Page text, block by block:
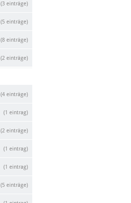
(3 einträge)
(5 einträge)
(8 einträge)
(2 einträge)
(4 einträge)
(1 eintrag)
(2 einträge)
(1 eintrag)
(1 eintrag)
(5 einträge)